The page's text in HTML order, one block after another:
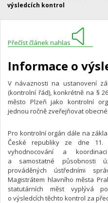
výsledcích kontrol
Přečíst článek nahlas
Informace o
V návaznosti na ustanovení
(kontrolní řád), konkrétně na §
město Plzeň jako kontrolní
jednou ročně zveřejňovat
Pro kontrolní orgán dále na
České republiky ze dne
vyhodnocování a
a samostatné působnosti
prováděných ústředními
Magistrátem hlavního města
statutárních měst vyplývá
o výsledcích těchto kontrol za